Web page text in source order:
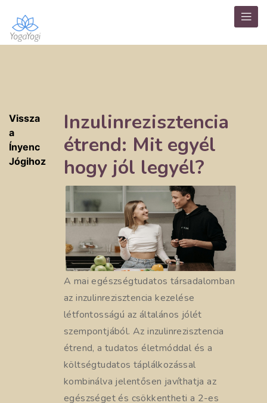
Vissza
a
Ínyenc
Jógihoz
Inzulinrezisztencia
étrend: Mit egyél
hogy jól legyél?
A mai egészségtudatos társadalomban
az inzulinrezisztencia kezelése
létfontosságú az általános jólét
szempontjából. Az inzulinrezisztencia
étrend, a tudatos életmóddal és a
költségtudatos táplálkozással
kombinálva jelentősen javíthatja az
egészséget és csökkentheti a 2-es